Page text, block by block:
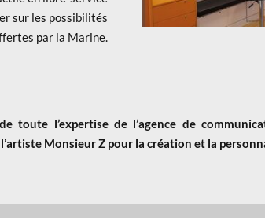
sur les possibilités
par la Marine.
toute l’expertise de l’agence de
Monsieur Z pour la création et la